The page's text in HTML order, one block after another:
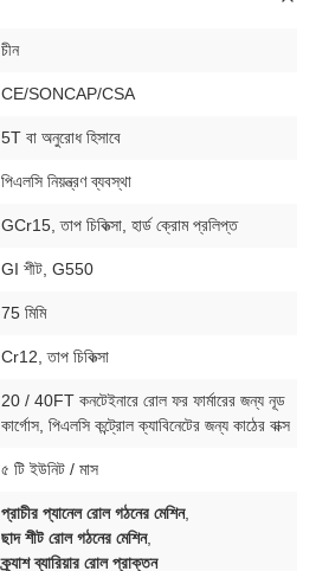
চীন
CE/SONCAP/CSA
5T বা অনুরোধ হিসাবে
পিএলসি নিয়ন্ত্রণ ব্যবস্থা
GCr15, তাপ চিকিত্সা, হার্ড ক্রোম প্রলিপ্ত
GI শীট, G550
75 মিমি
Cr12, তাপ চিকিত্সা
20 / 40FT কনটেইনারে রোল ফর ফার্মারের জন্য নূড
কার্গোস, পিএলসি কন্ট্রোল ক্যাবিনেটের জন্য কাঠের বাক্স
৫ টি ইউনিট / মাস
প্রাচীর প্যানেল রোল গঠনের মেশিন,
ছাদ শীট রোল গঠনের মেশিন,
ক্র্যাশ ব্যারিয়ার রোল প্রাক্তন